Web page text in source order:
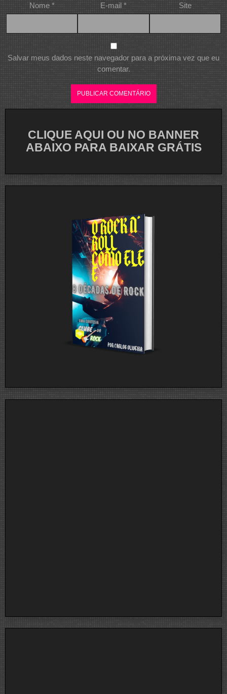
Nome * E-mail * Site
Salvar meus dados neste navegador para a próxima vez que eu
comentar.
CLIQUE AQUI OU NO BANNER
ABAIXO PARA BAIXAR GRÁTIS